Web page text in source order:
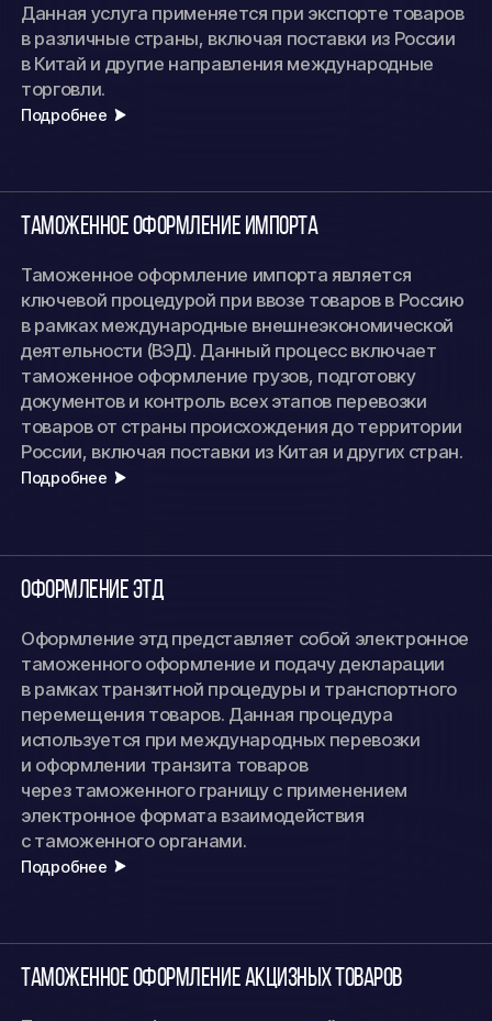
Данная услуга применяется при экспорте товаров
в различные страны, включая поставки из России
в Китай и другие направления международные
торговли.
Подробнее
Таможенное оформление импорта
Таможенное оформление импорта является
ключевой процедурой при ввозе товаров в Россию
в рамках международные внешнеэкономической
деятельности (ВЭД). Данный процесс включает
таможенное оформление грузов, подготовку
документов и контроль всех этапов перевозки
товаров от страны происхождения до территории
России, включая поставки из Китая и других стран.
Подробнее
Оформление ЭТД
Оформление этд представляет собой электронное
таможенного оформление и подачу декларации
в рамках транзитной процедуры и транспортного
перемещения товаров. Данная процедура
используется при международных перевозки
и оформлении транзита товаров
через таможенного границу с применением
электронное формата взаимодействия
с таможенного органами.
Подробнее
Таможенное оформление акцизных товаров